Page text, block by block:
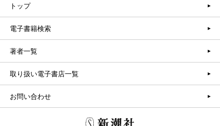
トップ
電子書籍検索
著者一覧
取り扱い電子書店一覧
お問い合わせ